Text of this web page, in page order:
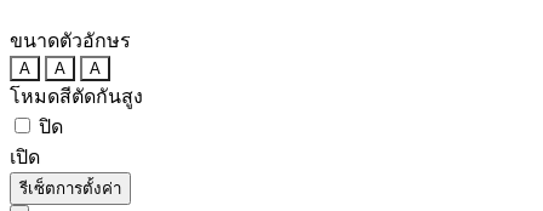
ขนาดตัวอักษร
A A A
โหมดสีตัดกันสูง
ปิด
เปิด
รีเซ็ตการตั้งค่า